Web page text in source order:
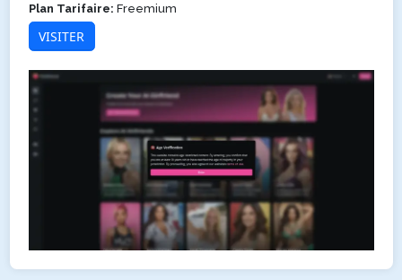
Plan Tarifaire: Freemium
VISITER